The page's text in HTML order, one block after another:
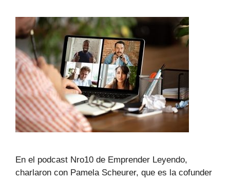
En el podcast Nro10 de Emprender Leyendo,
charlaron con Pamela Scheurer, que es la cofunder